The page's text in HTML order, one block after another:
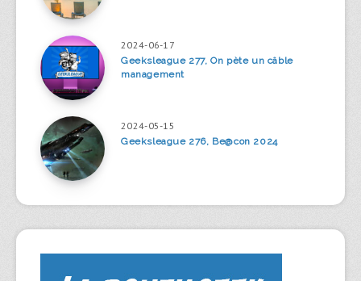
2024-06-17
Geeksleague 277, On pète un câble
management
2024-05-15
Geeksleague 276, Be@con 2024